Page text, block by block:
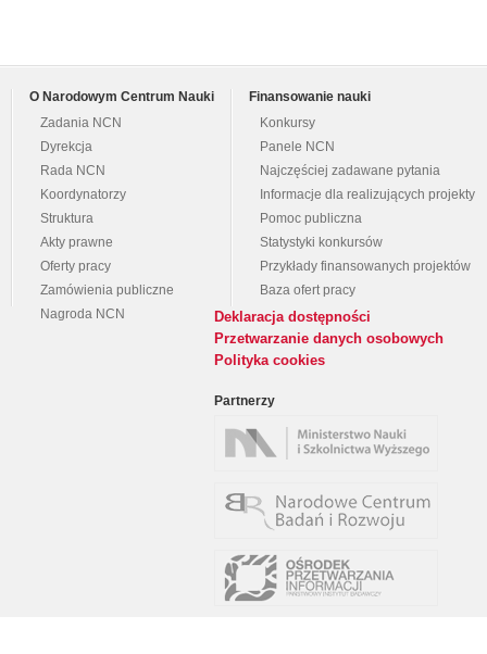
O Narodowym Centrum Nauki
Zadania NCN
Dyrekcja
Rada NCN
Koordynatorzy
Struktura
Akty prawne
Oferty pracy
Zamówienia publiczne
Nagroda NCN
Finansowanie nauki
Konkursy
Panele NCN
Najczęściej zadawane pytania
Informacje dla realizujących projekty
Pomoc publiczna
Statystyki konkursów
Przykłady finansowanych projektów
Baza ofert pracy
Deklaracja dostępności
Przetwarzanie danych osobowych
Polityka cookies
Partnerzy